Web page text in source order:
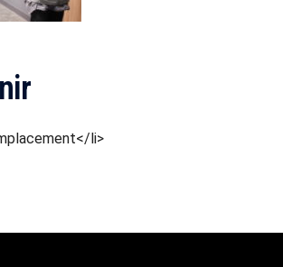
li>